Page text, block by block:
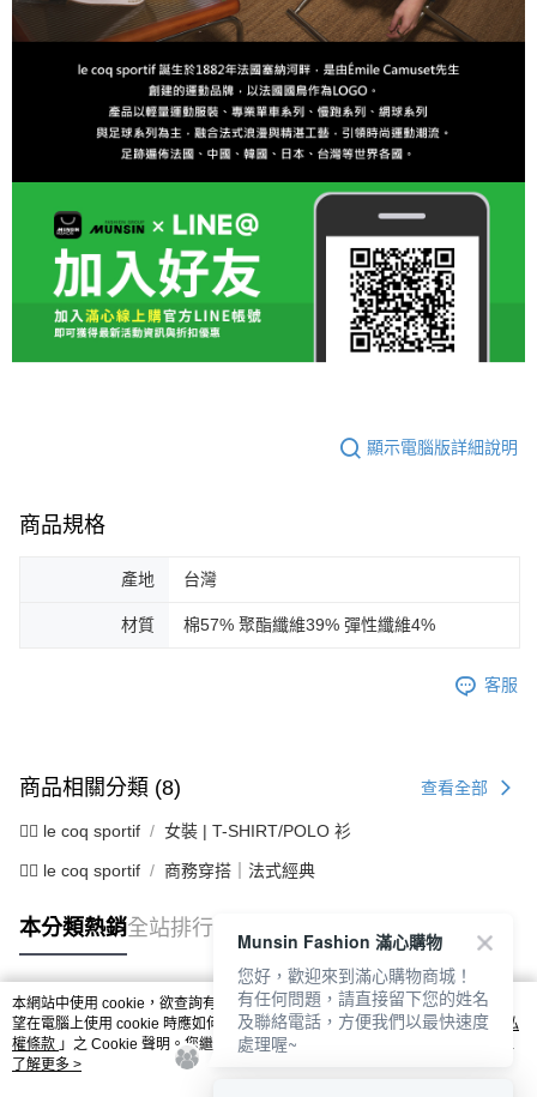
顯示電腦版詳細說明
商品規格
產地 台灣
材質 棉57% 聚酯纖維39% 彈性纖維4%
客服
商品相關分類 (8) 查看全部
🚴‍♂️ le coq sportif 女裝 | T-SHIRT/POLO 衫
🚴‍♂️ le coq sportif 商務穿搭｜法式經典
本分類熱銷全站排行
熱門標籤
本網站中使用 cookie，欲查詢有關本網站使用 cookie 方式之詳情，及若您不希
望在電腦上使用 cookie 時應如何變更電腦的 cookie 設定，請參閱本網站「
隱私
權條款 」之 Cookie 聲明。您繼續使用本網站即表示您同意本公司得按本網站使
用條款之 Cookie 聲明使用 cookie。
了解更多 >
Munsin Fashion 滿心購物
您好，歡迎來到滿心購物商城！
有任何問題，請直接留下您的姓名
及聯絡電話，方便我們以最快速度
處理喔~